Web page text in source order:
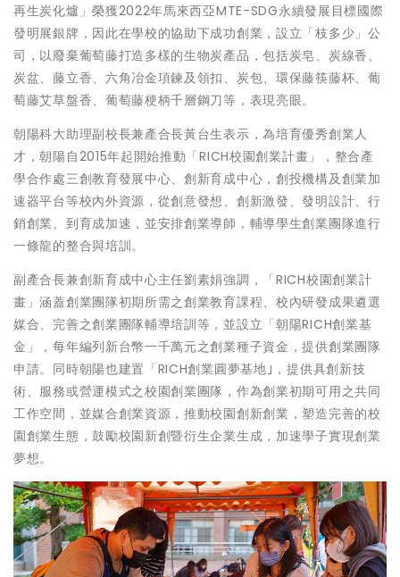
再生炭化爐」榮獲2022年馬來西亞MTE-SDG永續發展目標國際
發明展銀牌，因此在學校的協助下成功創業，設立「枝多少」公
司，以廢棄葡萄藤打造多樣的生物炭產品，包括炭皂、炭線香、
炭盆、藤立香、六角冶金項鍊及領扣、炭包、環保藤筷藤杯、葡
萄藤艾草盤香、葡萄藤梗柄千層鋼刀等，表現亮眼。
朝陽科大助理副校長兼產合長黃台生表示，為培育優秀創業人
才，朝陽自2015年起開始推動「RICH校園創業計畫」，整合產
學合作處三創教育發展中心、創新育成中心，創投機構及創業加
速器平台等校內外資源，從創意發想、創新激發、發明設計、行
銷創業、到育成加速，並安排創業導師，輔導學生創業團隊進行
一條龍的整合與培訓。
副產合長兼創新育成中心主任劉素娟強調，「RICH校園創業計
畫」涵蓋創業團隊初期所需之創業教育課程、校內研發成果遴選
媒合、完善之創業團隊輔導培訓等，並設立「朝陽RICH創業基
金」，每年編列新台幣一千萬元之創業種子資金，提供創業團隊
申請。同時朝陽也建置「RICH創業圓夢基地｣，提供具創新技
術、服務或營運模式之校園創業團隊，作為創業初期可用之共同
工作空間，並媒合創業資源，推動校園創新創業，塑造完善的校
園創業生態，鼓勵校園新創暨衍生企業生成，加速學子實現創業
夢想。